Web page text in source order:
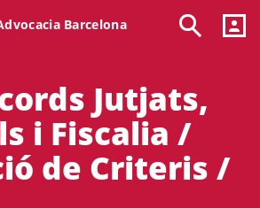
Barcelona
Jutjats,
i Fiscalia /
de Criteris /